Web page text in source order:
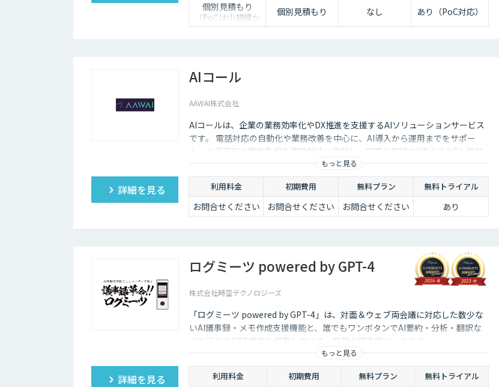
個別見積もり
（PoCは小規模か
ら対応）
個別見積もり なし あり（PoC対応）
AIコール
AAWAI株式会社
AIコールは、企業の業務効率化やDX推進を支援するAIソリューションサービス
です。 電話対応の自動化や業務改善を中心に、AI導入から運用までをサポー
ト。人手不足や業務負担の課題解決に貢献し、実際の現場で“使えるAI”を提供
もっと見る
詳細を見る 利用料金 初期費用 無料プラン 無料トライアル
お問合せください お問合せください お問合せください あり
ログミーツ powered by GPT-4
株式会社時空テクノロジーズ
「ログミーツ powered by GPT-4」は、対面＆ウェブ両会議に対応した数少な
いAI議事録・メモ作成支援機能と、誰でもワンボタンでAI要約・分析・翻訳な
どを行えるGPT機能を搭載している、最強会議支援ツールです。
もっと見る
詳細を見る 利用料金 初期費用 無料プラン 無料トライアル